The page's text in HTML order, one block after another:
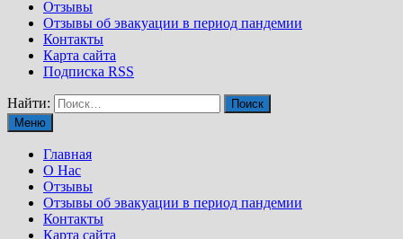
Отзывы
Отзывы об эвакуации в период пандемии
Контакты
Карта сайта
Подписка RSS
Найти:
Меню
Главная
О Нас
Отзывы
Отзывы об эвакуации в период пандемии
Контакты
Карта сайта